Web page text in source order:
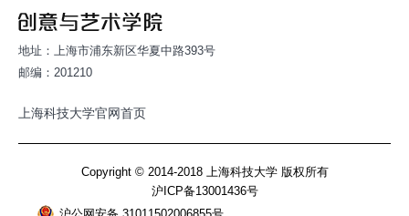
地址：上海市浦东新区华夏中路393号
邮编：201210
上海科技大学官网首页
Copyright © 2014-2018 上海科技大学 版权所有
沪ICP备13001436号